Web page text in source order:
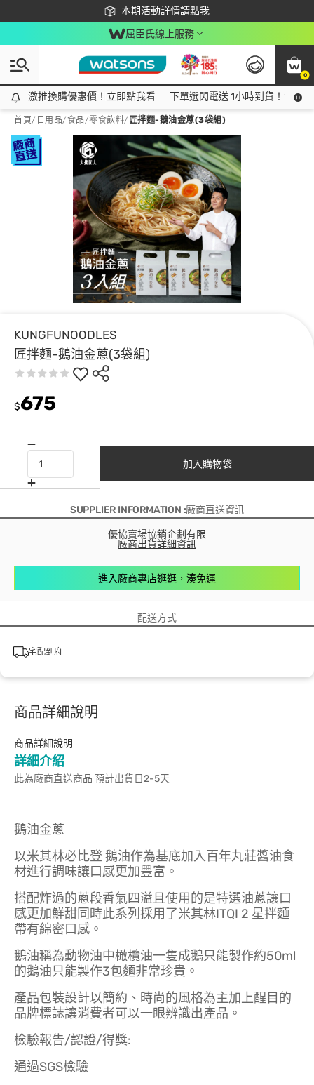
本期活動詳情請點我
下載app最高回饋$350
屈臣氏線上服務
0
激推換購優惠價！立即點我看
激推換購優惠價！立即點我看 下單選閃電送 1小時到貨！領神
首頁/ 日用品/食品/零食飲料/ 匠拌麵-鵝油金蔥(3袋組)
KUNGFUNOODLES
匠拌麵-鵝油金蔥(3袋組)
$675
加入購物袋
SUPPLIER INFORMATION :廠商直送資訊
優協賣場協銷企劃有限
廠商出貨詳細資訊
進入廠商專店逛逛，湊免運
配送方式
宅配到府
商品詳細說明
商品詳細說明
詳細介紹
此為廠商直送商品 預計出貨日2-5天
鵝油金蔥
以米其林必比登 鵝油作為基底加入百年丸莊醬油食
材進行調味讓口感更加豐富。
搭配炸過的蔥段香氣四溢且使用的是特選油蔥讓口
感更加鮮甜同時此系列採用了米其林ITQI 2 星拌麵
帶有綿密口感。
鵝油稱為動物油中橄欖油一隻成鵝只能製作約50ml
的鵝油只能製作3包麵非常珍貴。
產品包裝設計以簡約、時尚的風格為主加上醒目的
品牌標誌讓消費者可以一眼辨識出產品。
檢驗報告/認證/得獎:
通過SGS檢驗